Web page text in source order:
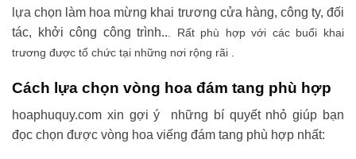
lựa chọn làm hoa mừng khai trương cửa hàng, công ty, đối
tác, khởi công công trình.. . Rất phù hợp với các buổi khai
trương được tổ chức tại những nơi rộng rãi .
Cách lựa chọn vòng hoa đám tang phù hợp
hoaphuquy.com xin gợi ý những bí quyết nhỏ giúp bạn
đọc chọn được vòng hoa viếng đám tang phù hợp nhất: